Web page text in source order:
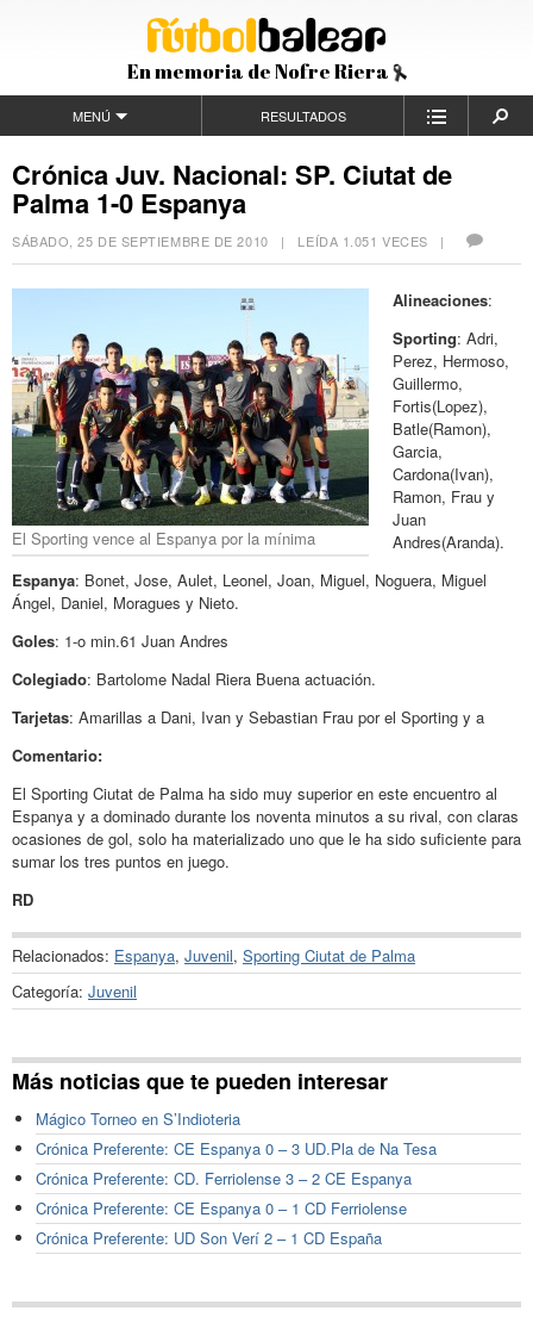
En memoria de Nofre Riera
MENÚ RESULTADOS
Crónica Juv. Nacional: SP. Ciutat de
Palma 1-0 Espanya
SÁBADO, 25 DE SEPTIEMBRE DE 2010 | LEÍDA 1.051 VECES |
El Sporting vence al Espanya por la mínima
Alineaciones:
Sporting: Adri,
Perez, Hermoso,
Guillermo,
Fortis(Lopez),
Batle(Ramon),
Garcia,
Cardona(Ivan),
Ramon, Frau y
Juan
Andres(Aranda).
Espanya: Bonet, Jose, Aulet, Leonel, Joan, Miguel, Noguera, Miguel
Ángel, Daniel, Moragues y Nieto.
Goles: 1-o min.61 Juan Andres
Colegiado: Bartolome Nadal Riera Buena actuación.
Tarjetas: Amarillas a Dani, Ivan y Sebastian Frau por el Sporting y a
Comentario:
El Sporting Ciutat de Palma ha sido muy superior en este encuentro al
Espanya y a dominado durante los noventa minutos a su rival, con claras
ocasiones de gol, solo ha materializado uno que le ha sido suficiente para
sumar los tres puntos en juego.
RD
Relacionados: Espanya, Juvenil, Sporting Ciutat de Palma
Categoría: Juvenil
Más noticias que te pueden interesar
Mágico Torneo en S’Indioteria
Crónica Preferente: CE Espanya 0 – 3 UD.Pla de Na Tesa
Crónica Preferente: CD. Ferriolense 3 – 2 CE Espanya
Crónica Preferente: CE Espanya 0 – 1 CD Ferriolense
Crónica Preferente: UD Son Verí 2 – 1 CD España